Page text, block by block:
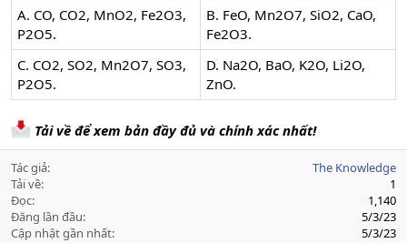
A. CO, CO2, MnO2, Fe2O3,
P2O5.
B. FeO, Mn2O7, SiO2, CaO,
Fe2O3.
C. CO2, SO2, Mn2O7, SO3,
P2O5.
D. Na2O, BaO, K2O, Li2O,
ZnO.
Tải về để xem bản đầy đủ và chính xác nhất!
Tác giả
The Knowledge
Tải về
1
Đọc
1,140
Đăng lần đầu
5/3/23
Cập nhật gần nhất
5/3/23